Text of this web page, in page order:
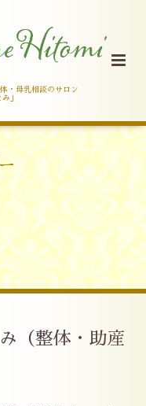
・母乳相談のサロン
」
（整体・助産